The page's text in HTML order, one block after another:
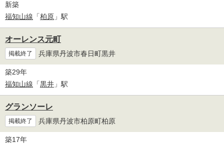
新築
福知山線 「柏原 」駅
オーレンス元町
掲載終了 兵庫県丹波市春日町黒井
築29年
福知山線 「黒井 」駅
グランソーレ
掲載終了 兵庫県丹波市柏原町柏原
築17年